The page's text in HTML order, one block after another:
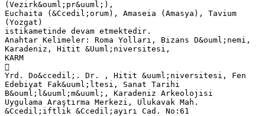
(Vezirk&ouml;pr&uuml;),
Euchaita (&Ccedil;orum), Amaseia (Amasya), Tavium
(Yozgat)
istikametinde devam etmektedir.
Anahtar Kelimeler: Roma Yolları, Bizans D&ouml;nemi,
Karadeniz, Hitit &Uuml;niversitesi,
KARM

Yrd. Do&ccedil;. Dr. , Hitit &uuml;niversitesi, Fen
Edebiyat Fak&uuml;ltesi, Sanat Tarihi
B&ouml;l&uuml;m&uuml;, Karadeniz Arkeolojisi
Uygulama Araştırma Merkezi, Ulukavak Mah.
&Ccedil;iftlik &Ccedil;ayırı Cad. No:61